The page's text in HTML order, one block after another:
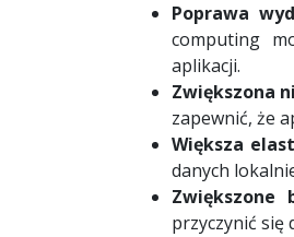
Poprawa
computing
aplikacji.
Zwiększona
zapewnić, że
Większa
danych
Zwiększone
przyczynić się